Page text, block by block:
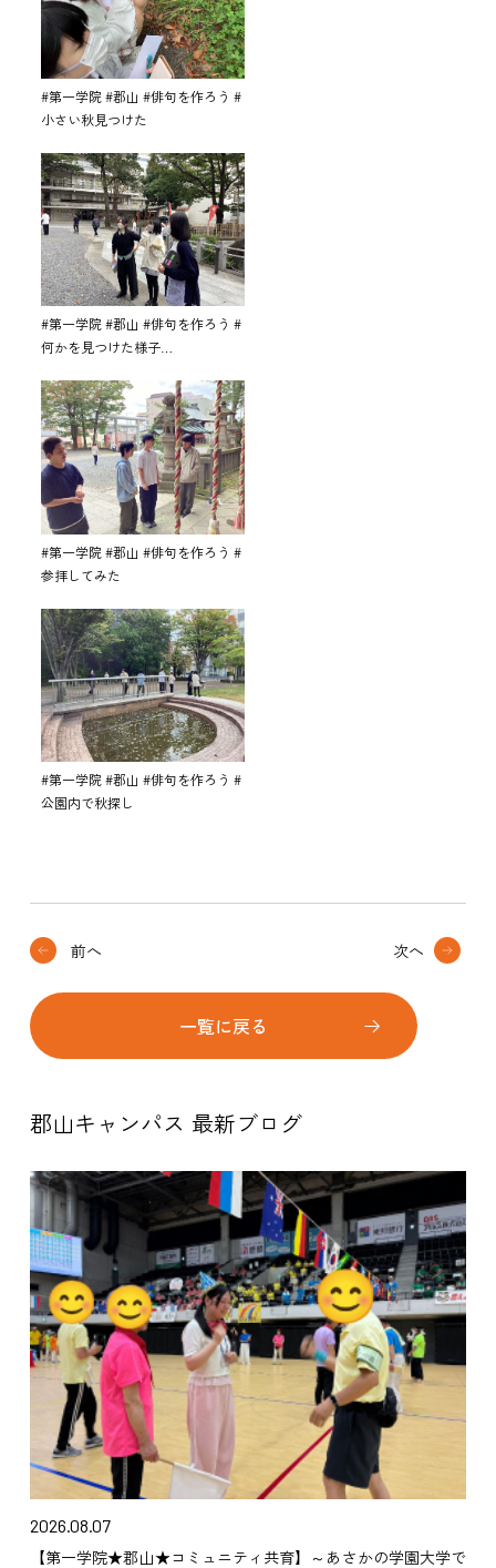
#第一学院 #郡山 #俳句を作ろう #
小さい秋見つけた
#第一学院 #郡山 #俳句を作ろう #
何かを見つけた様子…
#第一学院 #郡山 #俳句を作ろう #
参拝してみた
#第一学院 #郡山 #俳句を作ろう #
公園内で秋探し
前へ
一覧に戻る
次へ
郡山キャンパス 最新ブログ
2026.08.07
【第一学院★郡山★コミュニティ共育】～あさかの学園大学で